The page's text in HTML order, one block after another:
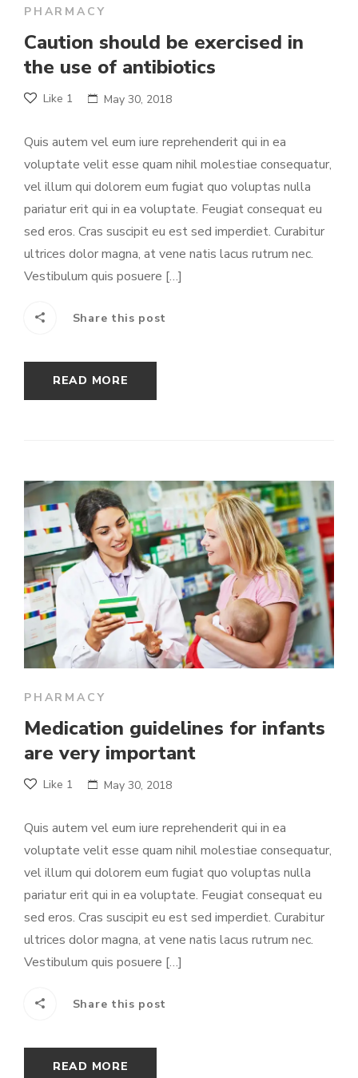
PHARMACY
Caution should be exercised in
the use of antibiotics
Like 1 May 30, 2018
Quis autem vel eum iure reprehenderit qui in ea
voluptate velit esse quam nihil molestiae consequatur,
vel illum qui dolorem eum fugiat quo voluptas nulla
pariatur erit qui in ea voluptate. Feugiat consequat eu
sed eros. Cras suscipit eu est sed imperdiet. Curabitur
ultrices dolor magna, at vene natis lacus rutrum nec.
Vestibulum quis posuere […]
READ MORE
Share this post
PHARMACY
Medication guidelines for infants
are very important
Like 1 May 30, 2018
Quis autem vel eum iure reprehenderit qui in ea
voluptate velit esse quam nihil molestiae consequatur,
vel illum qui dolorem eum fugiat quo voluptas nulla
pariatur erit qui in ea voluptate. Feugiat consequat eu
sed eros. Cras suscipit eu est sed imperdiet. Curabitur
ultrices dolor magna, at vene natis lacus rutrum nec.
Vestibulum quis posuere […]
READ MORE
Share this post